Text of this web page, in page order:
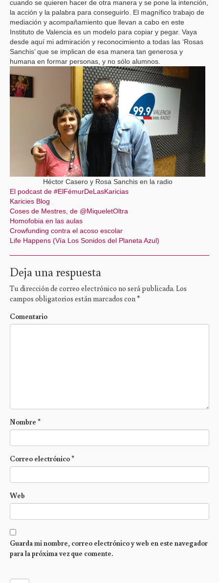
cuando se quieren hacer de otra manera y se pone la intención,
la acción y la palabra para conseguirlo. El magnífico trabajo de
mediación y acompañamiento que llevan a cabo en este
Instituto de Valencia es un modelo para copiar y pegar. Vaya
desde aquí mi admiración y reconocimiento a todas las ‘Rosas
Sanchis’ que se implican de esa manera tan generosa y
humana en formar personas, y no sólo alumnos.
Héctor Casero y Rosa Sanchis en la radio
El podcast de #ElFémurDeLasKaricias
Karicies Blog
Coses de Mestres, de @MiqueletOltra
Homofobia en las aulas
Crowfunding contra el acoso escolar
Life Happens (Vía Los Sonidos del Planeta Azul)
Deja una respuesta
Tu dirección de correo electrónico no será publicada. Los
campos obligatorios están marcados con*
Comentario
Nombre *
Correo electrónico*
Web
Guarda mi nombre, correo electrónico y web en este navegador
para la próxima vez que comente.